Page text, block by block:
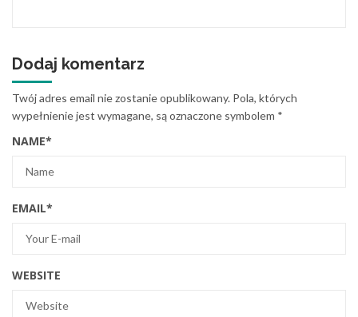
Dodaj komentarz
Twój adres email nie zostanie opublikowany. Pola, których
wypełnienie jest wymagane, są oznaczone symbolem *
NAME*
EMAIL*
WEBSITE